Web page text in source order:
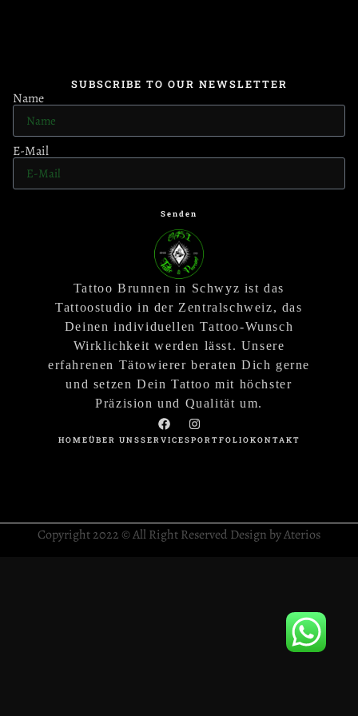
SUBSCRIBE TO OUR NEWSLETTER
Name
E-Mail
Senden
Tattoo Brunnen in Schwyz ist das
Tattoostudio in der Zentralschweiz, das
Deinen individuellen Tattoo-Wunsch
Wirklichkeit werden lässt. Unsere
erfahrenen Tätowierer beraten Dich gerne
und setzen Dein Tattoo mit höchster
Präzision und Qualität um.
HOMEÜBER UNSSERVICESPORTFOLIOKONTAKT
Copyright 2022 © All Right Reserved Design by Aterios